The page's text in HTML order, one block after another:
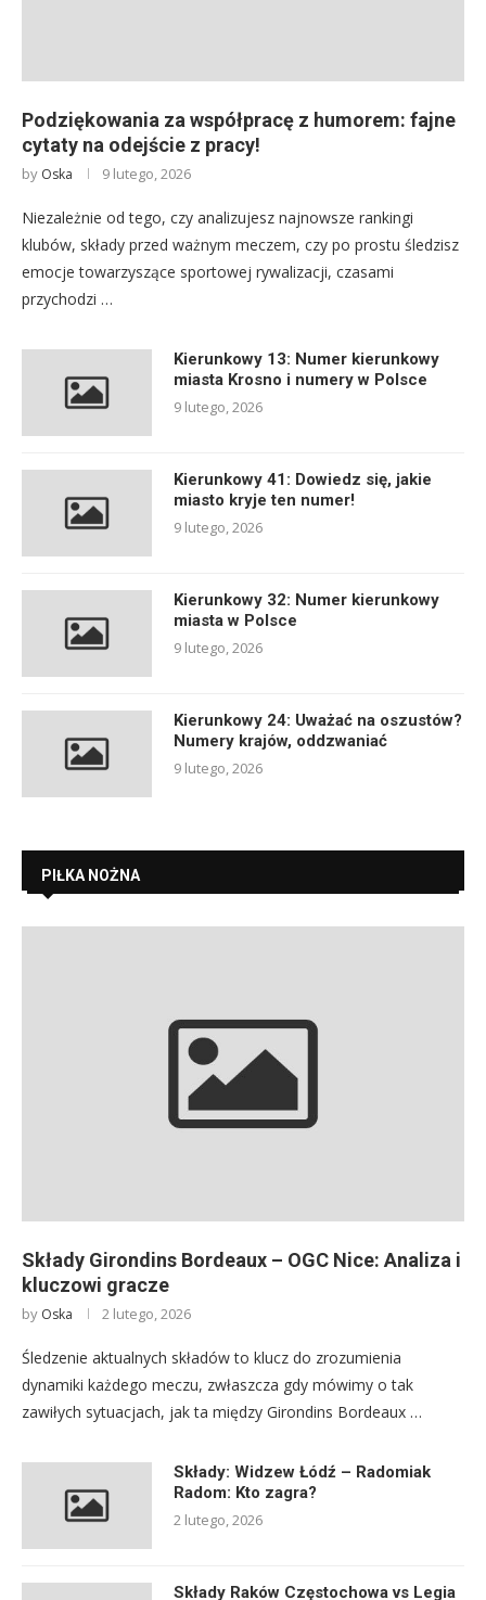
Podziękowania za współpracę z humorem: fajne
cytaty na odejście z pracy!
by Oska 9 lutego, 2026
Niezależnie od tego, czy analizujesz najnowsze rankingi
klubów, składy przed ważnym meczem, czy po prostu śledzisz
emocje towarzyszące sportowej rywalizacji, czasami
przychodzi …
Kierunkowy 13: Numer kierunkowy
miasta Krosno i numery w Polsce
9 lutego, 2026
Kierunkowy 41: Dowiedz się, jakie
miasto kryje ten numer!
9 lutego, 2026
Kierunkowy 32: Numer kierunkowy
miasta w Polsce
9 lutego, 2026
Kierunkowy 24: Uważać na oszustów?
Numery krajów, oddzwaniać
9 lutego, 2026
PIŁKA NOŻNA
Składy Girondins Bordeaux – OGC Nice: Analiza i
kluczowi gracze
by Oska 2 lutego, 2026
Śledzenie aktualnych składów to klucz do zrozumienia
dynamiki każdego meczu, zwłaszcza gdy mówimy o tak
zawiłych sytuacjach, jak ta między Girondins Bordeaux …
Składy: Widzew Łódź – Radomiak
Radom: Kto zagra?
2 lutego, 2026
Składy Raków Częstochowa vs Legia